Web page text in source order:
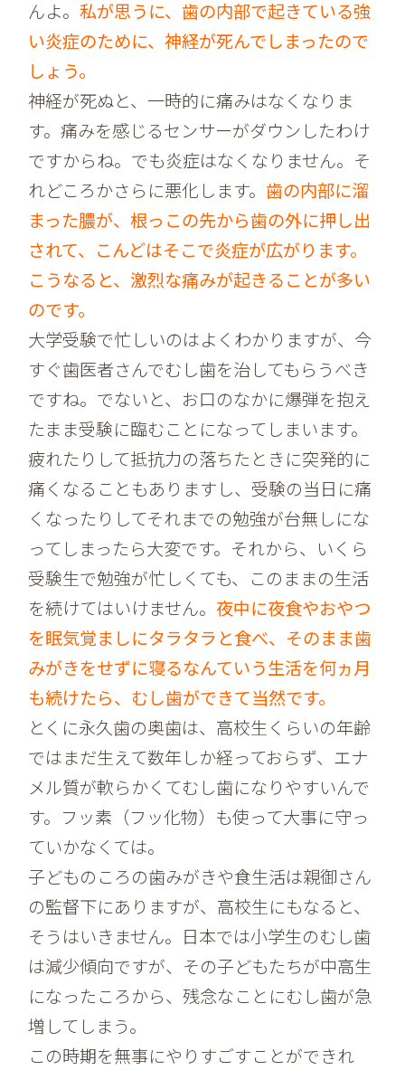
んよ。私が思うに、歯の内部で起きている強
い炎症のために、神経が死んでしまったので
しょう。
神経が死ぬと、一時的に痛みはなくなりま
す。痛みを感じるセンサーがダウンしたわけ
ですからね。でも炎症はなくなりません。そ
れどころかさらに悪化します。 歯の内部に溜
まった膿が、根っこの先から歯の外に押し出
されて、こんどはそこで炎症が広がります。
こうなると、激烈な痛みが起きることが多い
のです。
大学受験で忙しいのはよくわかりますが、今
すぐ歯医者さんでむし歯を治してもらうべき
ですね。でないと、お口のなかに爆弾を抱え
たまま受験に臨むことになってしまいます。
疲れたりして抵抗力の落ちたときに突発的に
痛くなることもありますし、受験の当日に痛
くなったりしてそれまでの勉強が台無しにな
ってしまったら大変です。それから、いくら
受験生で勉強が忙しくても、このままの生活
を続けてはいけません。 夜中に夜食やおやつ
を眠気覚ましにタラタラと食べ、そのまま歯
みがきをせずに寝るなんていう生活を何ヵ月
も続けたら、むし歯ができて当然です。
とくに永久歯の奥歯は、高校生くらいの年齢
ではまだ生えて数年しか経っておらず、エナ
メル質が軟らかくてむし歯になりやすいんで
す。フッ素（フッ化物）も使って大事に守っ
ていかなくては。
子どものころの歯みがきや食生活は親御さん
の監督下にありますが、高校生にもなると、
そうはいきません。日本では小学生のむし歯
は減少傾向ですが、その子どもたちが中高生
になったころから、残念なことにむし歯が急
増してしまう。
この時期を無事にやりすごすことができれ